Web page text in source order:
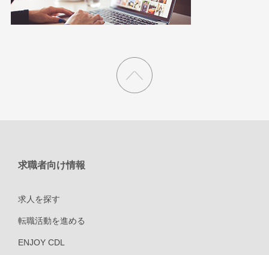
求職者向け情報
求人を探す
転職活動を進める
ENJOY CDL